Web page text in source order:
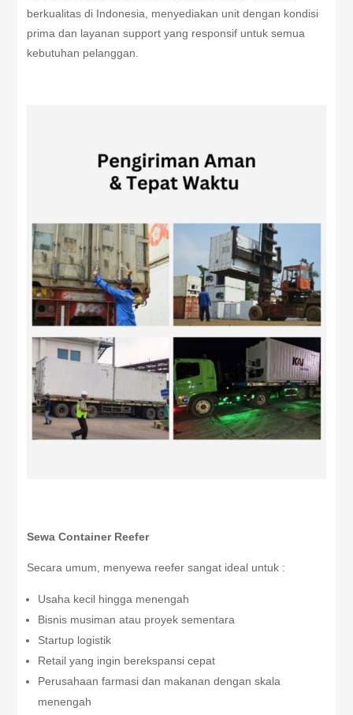
berkualitas di Indonesia, menyediakan unit dengan kondisi
prima dan layanan support yang responsif untuk semua
kebutuhan pelanggan.
Sewa Container Reefer
Secara umum, menyewa reefer sangat ideal untuk :
Usaha kecil hingga menengah
Bisnis musiman atau proyek sementara
Startup logistik
Retail yang ingin berekspansi cepat
Perusahaan farmasi dan makanan dengan skala
menengah